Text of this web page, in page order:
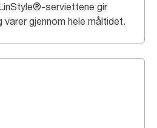
serviettene gir
gjennom hele måltidet.